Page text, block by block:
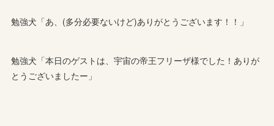
勉強犬「あ、(多分必要ないけど)ありがとうございます！！」
勉強犬「本日のゲストは、宇宙の帝王フリーザ様でした！ありが
とうございましたー」